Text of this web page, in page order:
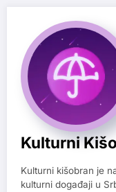
Kulturni
Kulturni kišobran je
kulturni događaji u